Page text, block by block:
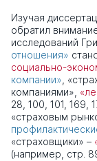
Изучая
обратил
исследований
отношения»
социально-
компании» ,
компаниями»,
28, 100, 101, 169,
«страховым
«страховщики» –
(например, стр.